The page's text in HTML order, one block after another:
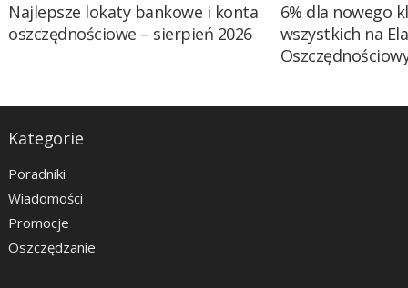
Najlepsze lokaty bankowe i konta
oszczędnościowe – sierpień 2026
6% dla nowego
wszystkich na
Kategorie
Poradniki
Wiadomości
Promocje
Oszczędzanie